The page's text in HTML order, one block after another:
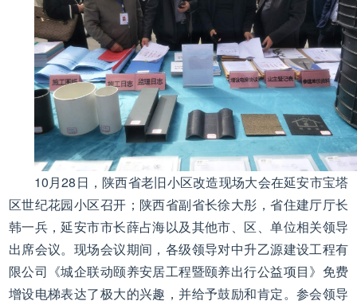
10月28日，陕西省老旧小区改造现场大会在延安市宝塔
区世纪花园小区召开；陕西省副省长徐大彤，省住建厅厅长
韩一兵，延安市市长薛占海以及其他市、区、单位相关领导
出席会议。现场会议期间，各级领导对中升乙源建设工程有
限公司《城企联动颐养安居工程暨颐养出行公益项目》免费
增设电梯表达了极大的兴趣，并给予鼓励和肯定。参会领导